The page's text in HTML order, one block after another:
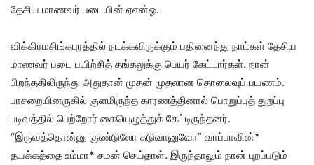
தேசிய மாணவர் படையின் ஏஎன்ஓ.
விக்கிரமசிங்கபுரத்தில் நடக்கவிருக்கும் பதினைந்து நாட்கள் தேசிய
மாணவர் படை பயிற்சித் தங்கலுக்கு பெயர் கேட்டார்கள். நான்
பிறந்ததிலிருந்து அதுதான் முதன் முதலான தொலைவுப் பயணம்.
பாசறையினருகில் குளமிருந்த காரணத்தினால் பொறுப்புத் துறப்பு
படிவத்தில் பெற்றோர் கையெழுத்துக் கேட்டிருந்தனர்.
“இருவத்தொன்னு குண்டுலோ சுடுவானுவோ” வாப்பாவின்*
தயக்கத்தை உம்மா* சமன் செய்தாள். இருந்தாலும் நான் புறப்படும்